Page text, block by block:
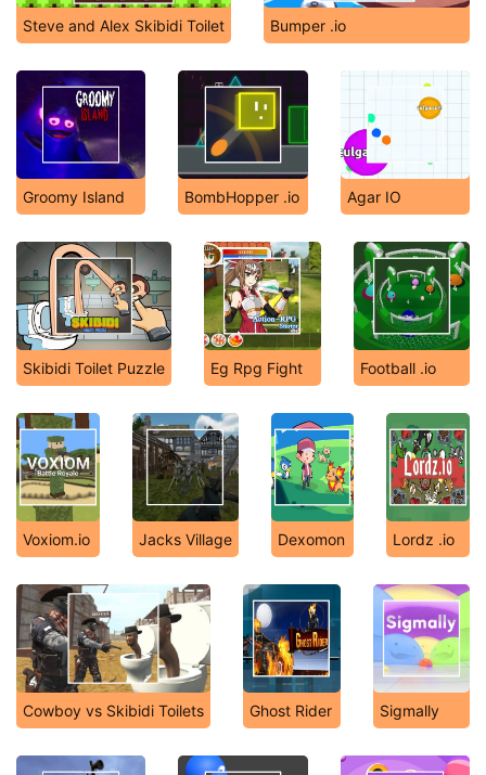
Steve and Alex Skibidi Toilet Bumper .io
Groomy Island BombHopper .io Agar IO
Skibidi Toilet Puzzle Eg Rpg Fight Football .io
Voxiom.io Jacks Village Dexomon Lordz .io
Cowboy vs Skibidi Toilets Ghost Rider Sigmally